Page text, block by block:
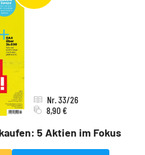
5 Aktien im Fokus
Nr. 33/26
8,90 €